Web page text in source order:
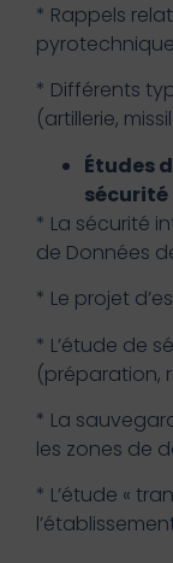
* Rappels
* Différents
(artillerie,
Études
sécurité
* La sécurité
de Données
* Le projet
* L’étude de
(préparation,
* La
les zones de
* L’étude «